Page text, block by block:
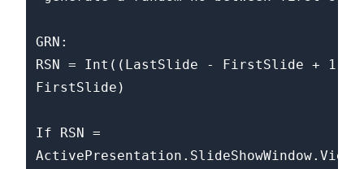
GRN:
RSN = Int((LastSlide - FirstSlide + 1) *
FirstSlide)
If RSN =